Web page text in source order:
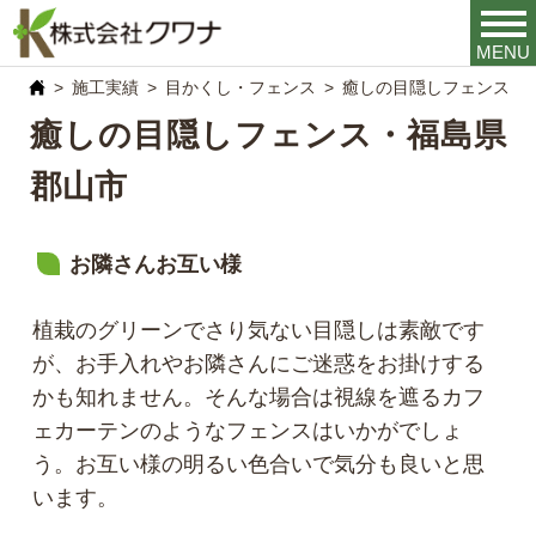
MENU
施工実績 目かくし・フェンス 癒しの目隠しフェンス・
癒しの目隠しフェンス・福島県
郡山市
お隣さんお互い様
植栽のグリーンでさり気ない目隠しは素敵です
が、お手入れやお隣さんにご迷惑をお掛けする
かも知れません。そんな場合は視線を遮るカフ
ェカーテンのようなフェンスはいかがでしょ
う。お互い様の明るい色合いで気分も良いと思
います。